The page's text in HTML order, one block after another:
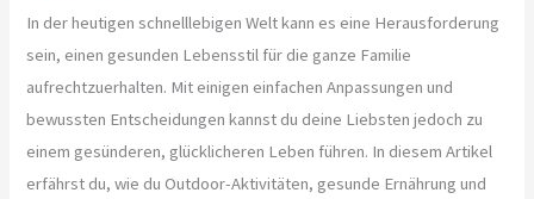
In der heutigen schnelllebigen Welt kann es eine Herausforderung
sein, einen gesunden Lebensstil für die ganze Familie
aufrechtzuerhalten. Mit einigen einfachen Anpassungen und
bewussten Entscheidungen kannst du deine Liebsten jedoch zu
einem gesünderen, glücklicheren Leben führen. In diesem Artikel
erfährst du, wie du Outdoor-Aktivitäten, gesunde Ernährung und